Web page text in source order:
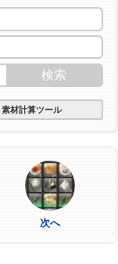
素材計算ツール
次へ